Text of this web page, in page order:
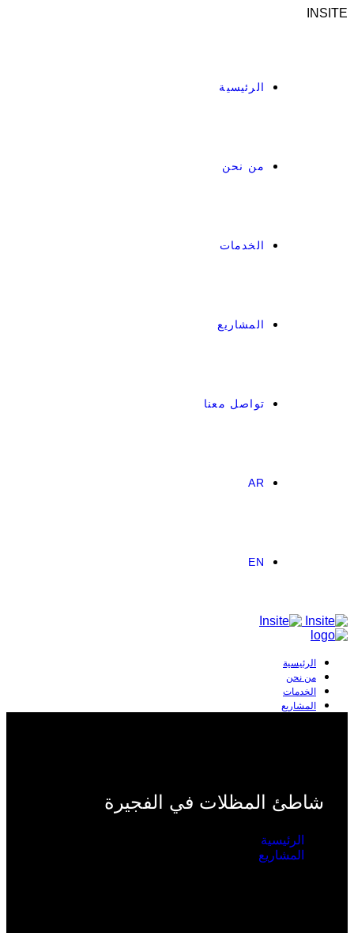
N S TE
الرئيسية
من نحن
الخدمات
المشاريع
تواصل معنا
AR
EN
الرئيسية
من نحن
الخدمات
المشاريع
شاطئ المظلات في الفجيرة
الرئيسية
المشاريع